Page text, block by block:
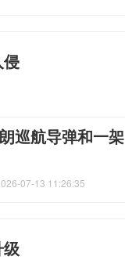
巡航导弹和一架
07-13 11:26:35